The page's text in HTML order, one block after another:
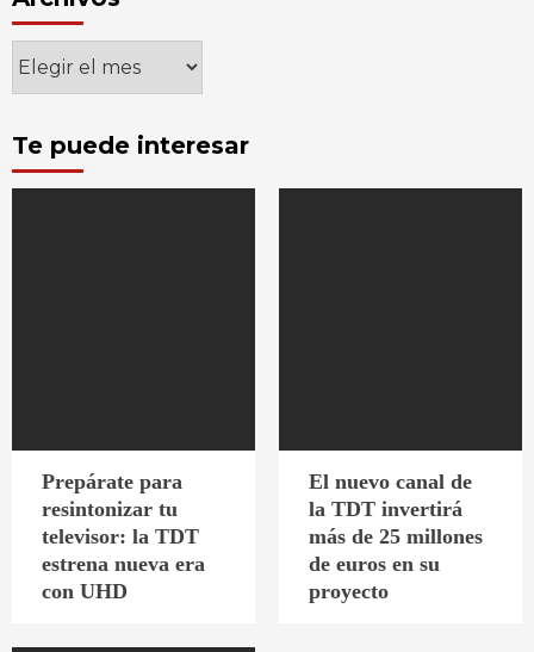
Archivos
Te puede interesar
Prepárate para
resintonizar tu
televisor: la TDT
estrena nueva era
con UHD
El nuevo canal de
la TDT invertirá
más de 25 millones
de euros en su
proyecto